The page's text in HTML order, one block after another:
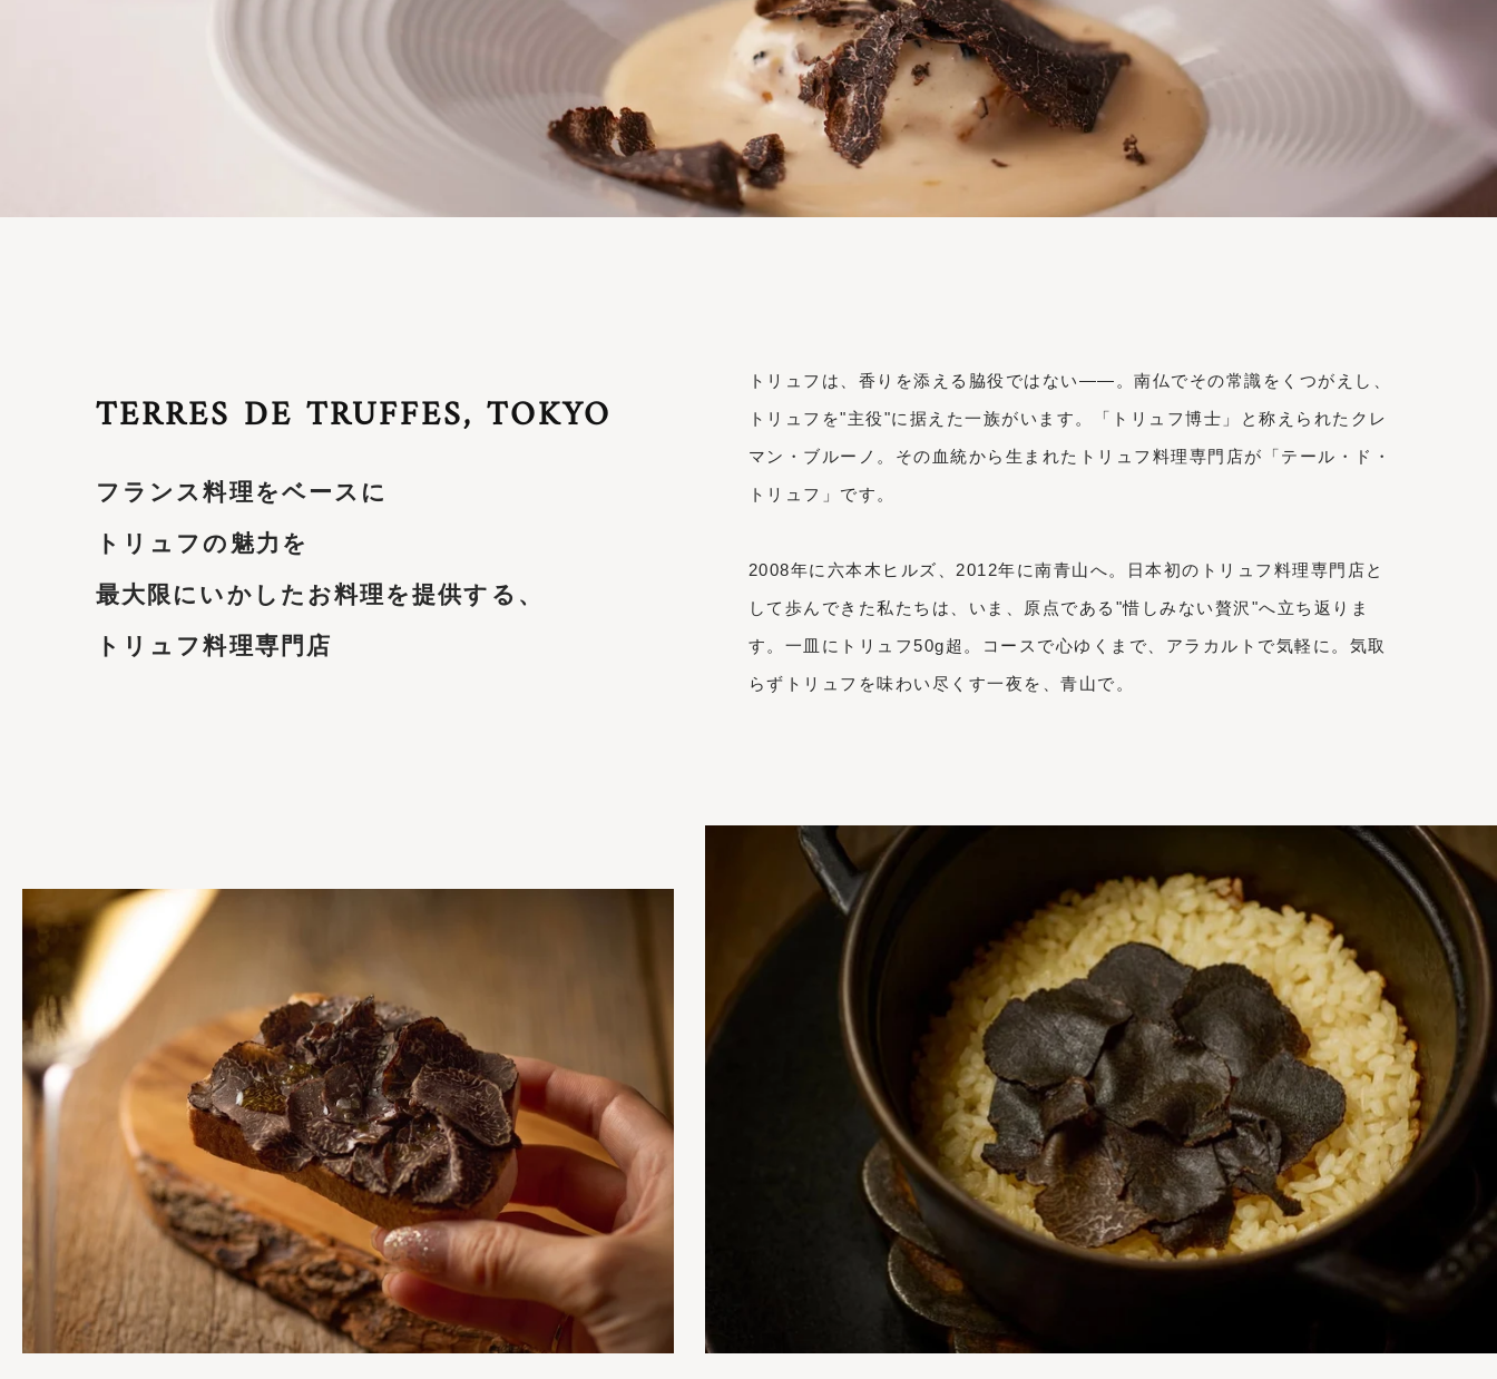
TERRES DE TRUFFES, TOKYO
フランス料理をベースに
トリュフの魅力を
最大限にいかしたお料理を提供する、
トリュフ料理専門店
トリュフは、香りを添える脇役ではない――。南仏でその常識をくつがえし、
トリュフを"主役"に据えた一族がいます。「トリュフ博士」と称えられたクレ
マン・ブルーノ。その血統から生まれたトリュフ料理専門店が「テール・ド・
トリュフ」です。
2008年に六本木ヒルズ、2012年に南青山へ。日本初のトリュフ料理専門店と
して歩んできた私たちは、いま、原点である"惜しみない贅沢"へ立ち返りま
す。一皿にトリュフ50g超。コースで心ゆくまで、アラカルトで気軽に。気取
らずトリュフを味わい尽くす一夜を、青山で。